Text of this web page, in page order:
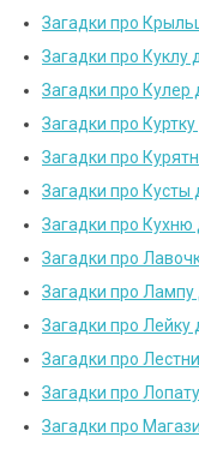
Загадки про
Загадки про Куклу
Загадки про Кулер
Загадки про
Загадки про
Загадки про Кусты
Загадки про Кухню
Загадки про
Загадки про Лампу
Загадки про Лейку
Загадки про
Загадки про
Загадки про